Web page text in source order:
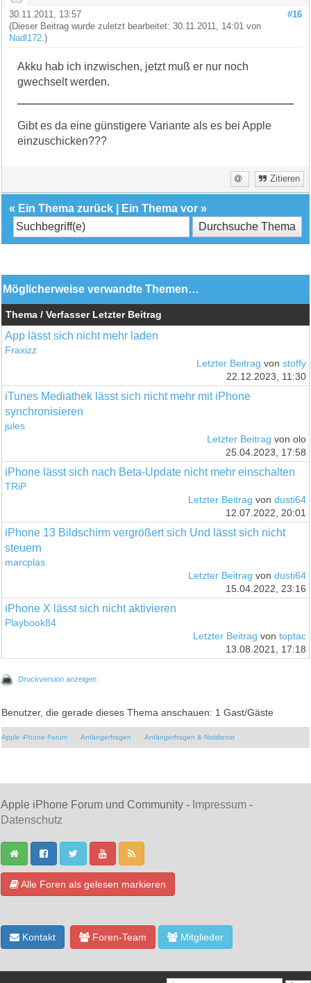
#16
30.11.2011, 13:57
(Dieser Beitrag wurde zuletzt bearbeitet: 30.11.2011, 14:01 von
Nadl172 .)
Akku hab ich inzwischen, jetzt muß er nur noch
gwechselt werden.
Gibt es da eine günstigere Variante als es bei Apple
einzuschicken???
Zitieren
« Ein Thema zurück Ein Thema vor »
Möglicherweise verwandte Themen…
Thema / Verfasser Letzter Beitrag
App lässt sich nicht mehr laden
Fraxizz
Letzter Beitrag von stoffy
22.12.2023, 11:30
iTunes Mediathek lässt sich nicht mehr mit iPhone
synchronisieren
jules
Letzter Beitrag von olo
25.04.2023, 17:58
iPhone lässt sich nach Beta-Update nicht mehr einschalten
TRiP
Letzter Beitrag von dusti64
12.07.2022, 20:01
iPhone 13 Bildschirm vergrößert sich Und lässt sich nicht
steuern
marcplas
Letzter Beitrag von dusti64
15.04.2022, 23:16
iPhone X lässt sich nicht aktivieren
Playbook84
Letzter Beitrag von toptac
13.08.2021, 17:18
Druckversion anzeigen
Benutzer, die gerade dieses Thema anschauen: 1 Gast/Gäste
Apple iPhone Forum Anfängerfragen Anfängerfragen & Notdienst
Apple iPhone Forum und Community - Impressum -
Datenschutz
Alle Foren als gelesen markieren
Kontakt Foren-Team Mitglieder